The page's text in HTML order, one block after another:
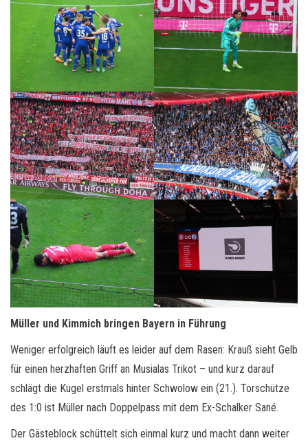
Müller und Kimmich bringen Bayern in Führung
Weniger erfolgreich läuft es leider auf dem Rasen: Krauß sieht Gelb
für einen herzhaften Griff an Musialas Trikot – und kurz darauf
schlägt die Kugel erstmals hinter Schwolow ein (21.). Torschütze
des 1:0 ist Müller nach Doppelpass mit dem Ex-Schalker Sané.
Der Gästeblock schüttelt sich einmal kurz und macht dann weiter